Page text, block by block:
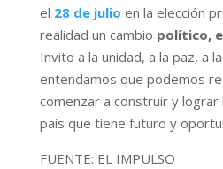
el 28 de julio en la elección
realidad un cambio político,
Invito a la unidad, a la paz, a
entendamos que podemos
comenzar a construir y lograr
país que tiene futuro y
FUENTE: EL IMPULSO